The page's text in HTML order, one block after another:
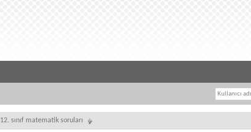
12. sınıf matematik soruları